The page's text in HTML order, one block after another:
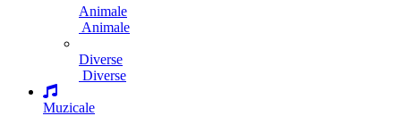
Animale
Animale
Diverse
Diverse
Muzicale